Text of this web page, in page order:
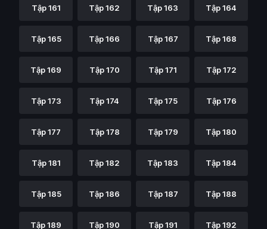
Tập 161 Tập 162 Tập 163 Tập 164
Tập 165 Tập 166 Tập 167 Tập 168
Tập 169 Tập 170 Tập 171 Tập 172
Tập 173 Tập 174 Tập 175 Tập 176
Tập 177 Tập 178 Tập 179 Tập 180
Tập 181 Tập 182 Tập 183 Tập 184
Tập 185 Tập 186 Tập 187 Tập 188
Tập 189 Tập 190 Tập 191 Tập 192